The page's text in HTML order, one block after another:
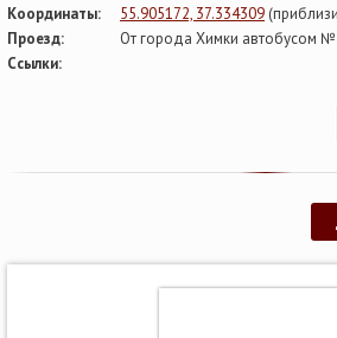
Координаты:
55.905172, 37.334309
Проезд:
От города Химки автобусом
Ссылки: